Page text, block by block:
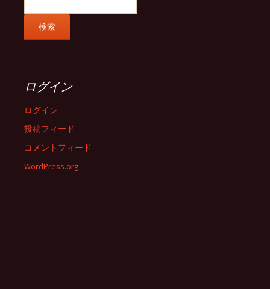
ログイン
ログイン
投稿フィード
コメントフィード
WordPress.org